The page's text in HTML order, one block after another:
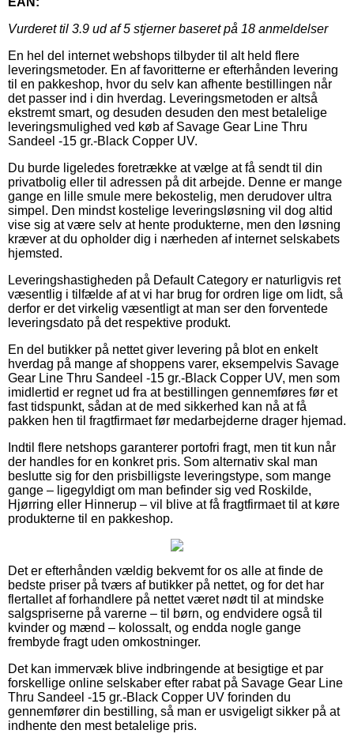
Vurderet til 3.9 ud af 5 stjerner baseret på 18 anmeldelser
En hel del internet webshops tilbyder til alt held flere
leveringsmetoder. En af favoritterne er efterhånden levering
til en pakkeshop, hvor du selv kan afhente bestillingen når
det passer ind i din hverdag. Leveringsmetoden er altså
ekstremt smart, og desuden desuden den mest betalelige
leveringsmulighed ved køb af Savage Gear Line Thru
Sandeel -15 gr.-Black Copper UV.
Du burde ligeledes foretrække at vælge at få sendt til din
privatbolig eller til adressen på dit arbejde. Denne er mange
gange en lille smule mere bekostelig, men derudover ultra
simpel. Den mindst kostelige leveringsløsning vil dog altid
vise sig at være selv at hente produkterne, men den løsning
kræver at du opholder dig i nærheden af internet selskabets
hjemsted.
Leveringshastigheden på Default Category er naturligvis ret
væsentlig i tilfælde af at vi har brug for ordren lige om lidt, så
derfor er det virkelig væsentligt at man ser den forventede
leveringsdato på det respektive produkt.
En del butikker på nettet giver levering på blot en enkelt
hverdag på mange af shoppens varer, eksempelvis Savage
Gear Line Thru Sandeel -15 gr.-Black Copper UV, men som
imidlertid er regnet ud fra at bestillingen gennemføres før et
fast tidspunkt, sådan at de med sikkerhed kan nå at få
pakken hen til fragtfirmaet før medarbejderne drager hjemad.
Indtil flere netshops garanterer portofri fragt, men tit kun når
der handles for en konkret pris. Som alternativ skal man
beslutte sig for den prisbilligste leveringstype, som mange
gange – ligegyldigt om man befinder sig ved Roskilde,
Hjørring eller Hinnerup – vil blive at få fragtfirmaet til at køre
produkterne til en pakkeshop.
Det er efterhånden vældig bekvemt for os alle at finde de
bedste priser på tværs af butikker på nettet, og for det har
flertallet af forhandlere på nettet været nødt til at mindske
salgspriserne på varerne – til børn, og endvidere også til
kvinder og mænd – kolossalt, og endda nogle gange
frembyde fragt uden omkostninger.
Det kan immervæk blive indbringende at besigtige et par
forskellige online selskaber efter rabat på Savage Gear Line
Thru Sandeel -15 gr.-Black Copper UV forinden du
gennemfører din bestilling, så man er usvigeligt sikker på at
indhente den mest betalelige pris.